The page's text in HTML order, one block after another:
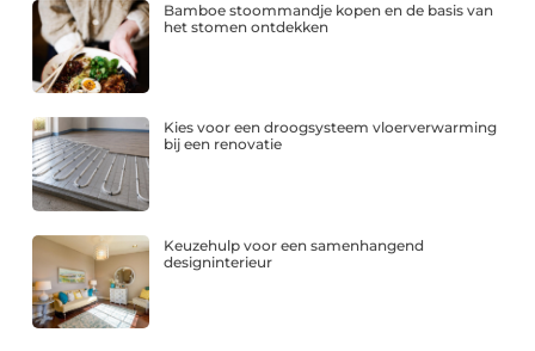
Bamboe stoommandje kopen en de basis van
het stomen ontdekken
Kies voor een droogsysteem vloerverwarming
bij een renovatie
Keuzehulp voor een samenhangend
designinterieur